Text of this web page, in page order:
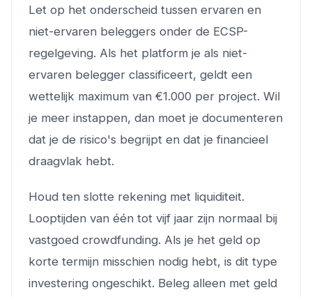
Let op het onderscheid tussen ervaren en
niet-ervaren beleggers onder de ECSP-
regelgeving. Als het platform je als niet-
ervaren belegger classificeert, geldt een
wettelijk maximum van €1.000 per project. Wil
je meer instappen, dan moet je documenteren
dat je de risico's begrijpt en dat je financieel
draagvlak hebt.
Houd ten slotte rekening met liquiditeit.
Looptijden van één tot vijf jaar zijn normaal bij
vastgoed crowdfunding. Als je het geld op
korte termijn misschien nodig hebt, is dit type
investering ongeschikt. Beleg alleen met geld